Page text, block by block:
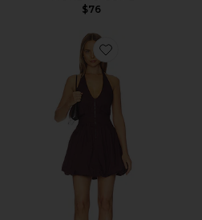
$76
Favorite Dianna Dress